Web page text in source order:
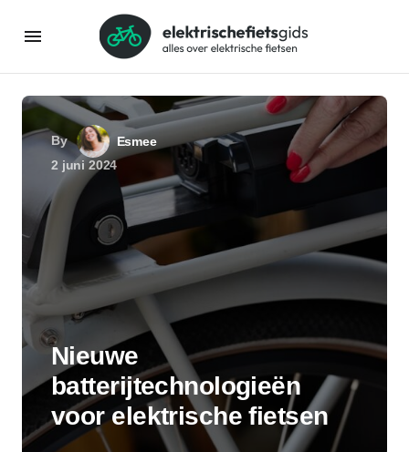
By
Esmee
2 juni 2024
Nieuwe
batterijtechnologieën
voor elektrische fietsen